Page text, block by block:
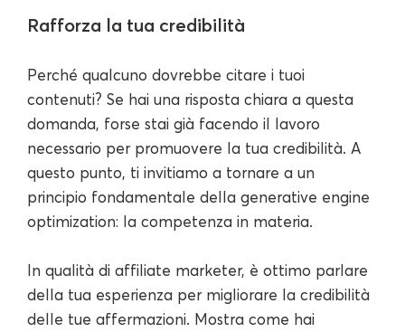
Rafforza la tua credibilità
Perché qualcuno dovrebbe citare i tuoi
contenuti? Se hai una risposta chiara a questa
domanda, forse stai già facendo il lavoro
necessario per promuovere la tua credibilità. A
questo punto, ti invitiamo a tornare a un
principio fondamentale della generative engine
optimization: la competenza in materia.
In qualità di affiliate marketer, è ottimo parlare
della tua esperienza per migliorare la credibilità
delle tue affermazioni. Mostra come hai